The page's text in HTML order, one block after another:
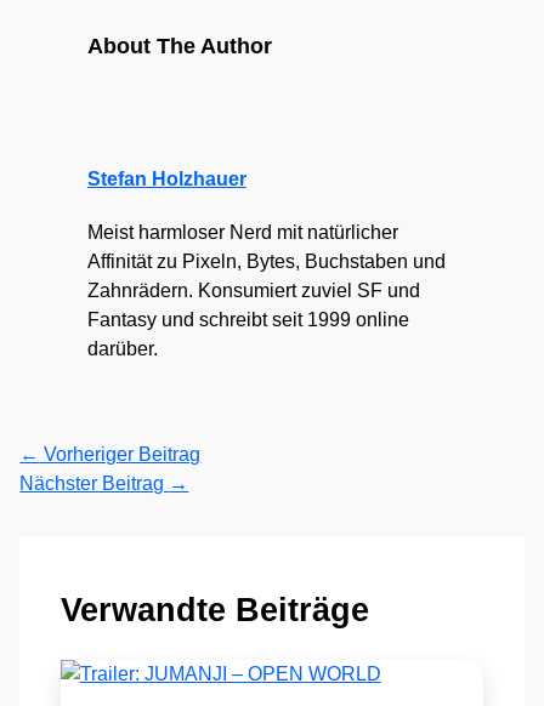
About The Author
Stefan Holzhauer
Meist harmloser Nerd mit natürlicher
Affinität zu Pixeln, Bytes, Buchstaben und
Zahnrädern. Konsumiert zuviel SF und
Fantasy und schreibt seit 1999 online
darüber.
← Vorheriger Beitrag
Nächster Beitrag →
Verwandte Beiträge